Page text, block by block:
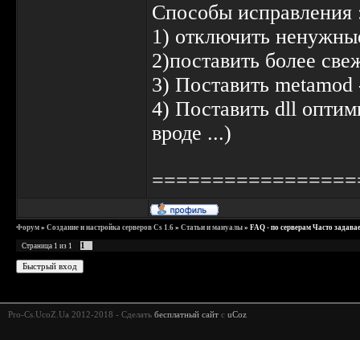
Способы исправления
1) отключить
2)поставить более
3) Поставить metamod
4) Поставить dll
вроде ...)
Форум » Создание и настройка серверов Cs 1.6 » Статьи и мануалы » FAQ - по серверам Часто
Страница 1 из 1 1
Pro-Cs.UcoZ.Ua 2012-2018 - Сделать бесплатный сайт с uCoz